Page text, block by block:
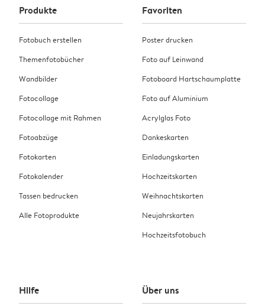
Produkte
Fotobuch erstellen
Themenfotobücher
Wandbilder
Fotocollage
Fotocollage mit Rahmen
Fotoabzüge
Fotokarten
Fotokalender
Tassen bedrucken
Alle Fotoprodukte
Favoriten
Poster drucken
Foto auf Leinwand
Fotoboard Hartschaumplatte
Foto auf Aluminium
Acrylglas Foto
Dankeskarten
Einladungskarten
Hochzeitskarten
Weihnachtskarten
Neujahrskarten
Hochzeitsfotobuch
Hilfe Über uns